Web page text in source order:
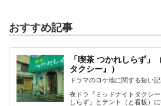
おすすめ記事
「喫茶 つかれしらず」
タクシー』）
ドラマのロケ地に関する短い記
夜ドラ『ミッドナイトタクシ
しらず」とテント（と看板）